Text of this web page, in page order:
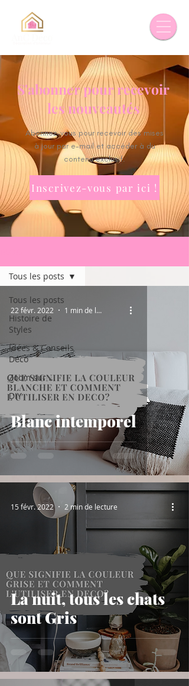
Abonnez-vous pour recevoir des mises
à jour par e-mail et accéder à du
contenu exclusif.
Inscrivez-vous par ici !
S'abonner pour recevoir
les nouveautés
Tous les posts
Histoire de
Styles
Idées & Conseils
Déco
Zoom sur ...
DIY
Tous les posts
Blanc intemporel
22 févr. 2022 1 min de lecture
La nuit, tous les chats
sont Gris
15 févr. 2022 2 min de lecture